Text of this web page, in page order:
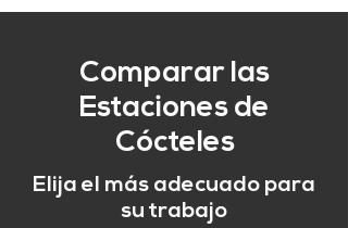
Comparar las
Estaciones de
Cócteles
Elija el más adecuado para
su trabajo